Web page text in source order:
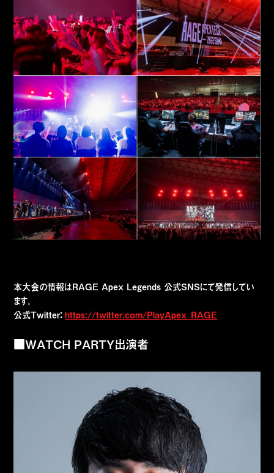
本大会の情報はRAGE Apex Legends 公式SNSにて発信してい
ます。
公式Twitter：https://twitter.com/PlayApex_RAGE
■WATCH PARTY出演者